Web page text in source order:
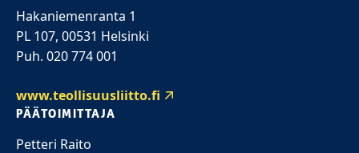
Hakaniemenranta 1
PL 107, 00531 Helsinki
Puh. 020 774 001
www.teollisuusliitto.fi
PÄÄTOIMITTAJA
Petteri Raito